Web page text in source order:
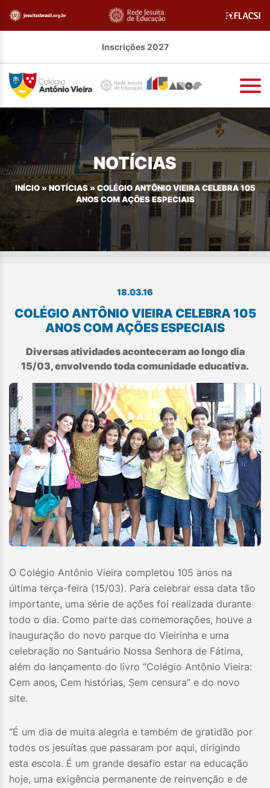
Inscrições 2027
NOTÍCIAS
INÍCIO» NOTÍCIAS»COLÉGIO ANTÔNIO VIEIRA CELEBRA 105
ANOS COM AÇÕES ESPECIAIS
18.03.16
COLÉGIO ANTÔNIO VIEIRA CELEBRA 105
ANOS COM AÇÕES ESPECIAIS
Diversas atividades aconteceram ao longo dia
15/03, envolvendo toda comunidade educativa.
O Colégio Antônio Vieira completou 105 anos na
última terça-feira (15/03). Para celebrar essa data tão
importante, uma série de ações foi realizada durante
todo o dia. Como parte das comemorações, houve a
inauguração do novo parque do Vieirinha e uma
celebração no Santuário Nossa Senhora de Fátima,
além do lançamento do livro “Colégio Antônio Vieira:
Cem anos, Cem histórias, Sem censura” e do novo
site.
“É um dia de muita alegria e também de gratidão por
todos os jesuítas que passaram por aqui, dirigindo
esta escola. É um grande desafio estar na educação
hoje, uma exigência permanente de reinvenção e de